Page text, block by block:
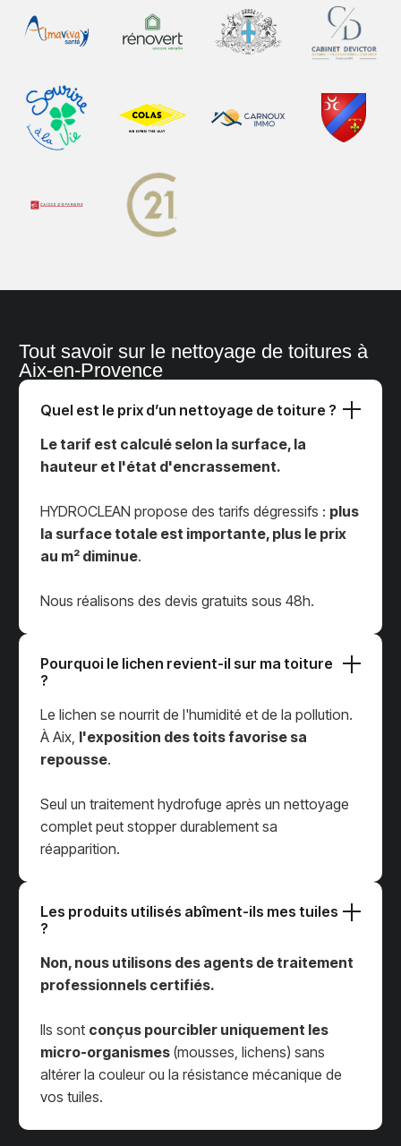
Tout savoir sur le nettoyage de toitures à
Aix-en-Provence
Quel est le prix d’un nettoyage de toiture ?
Le tarif est calculé selon la surface, la
hauteur et l'état d'encrassement.
HYDROCLEAN propose des tarifs dégressifs : plus
la surface totale est importante, plus le prix
au m² diminue.
Nous réalisons des devis gratuits sous 48h.
Pourquoi le lichen revient-il sur ma toiture
?
Le lichen se nourrit de l'humidité et de la pollution.
À Aix, l'exposition des toits favorise sa
repousse.
Seul un traitement hydrofuge après un nettoyage
complet peut stopper durablement sa
réapparition.
Les produits utilisés abîment-ils mes tuiles
?
Non, nous utilisons des agents de traitement
professionnels certifiés.
Ils sont conçus pourcibler uniquement les
micro-organismes (mousses, lichens) sans
altérer la couleur ou la résistance mécanique de
vos tuiles.